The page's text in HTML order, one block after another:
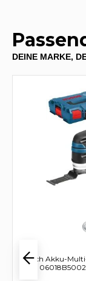
DEINE MARKE,
Bosch Akku-
Go - 06018B5002